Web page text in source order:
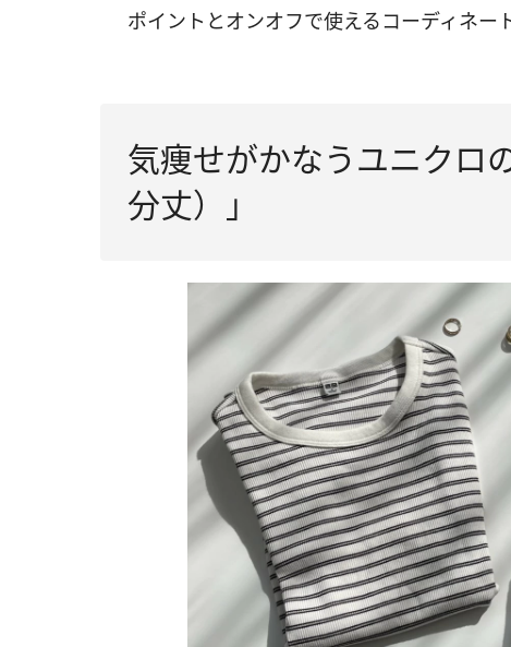
ポイントとオンオフで使えるコーディネー
気痩せがかなうユニクロ
分丈）」